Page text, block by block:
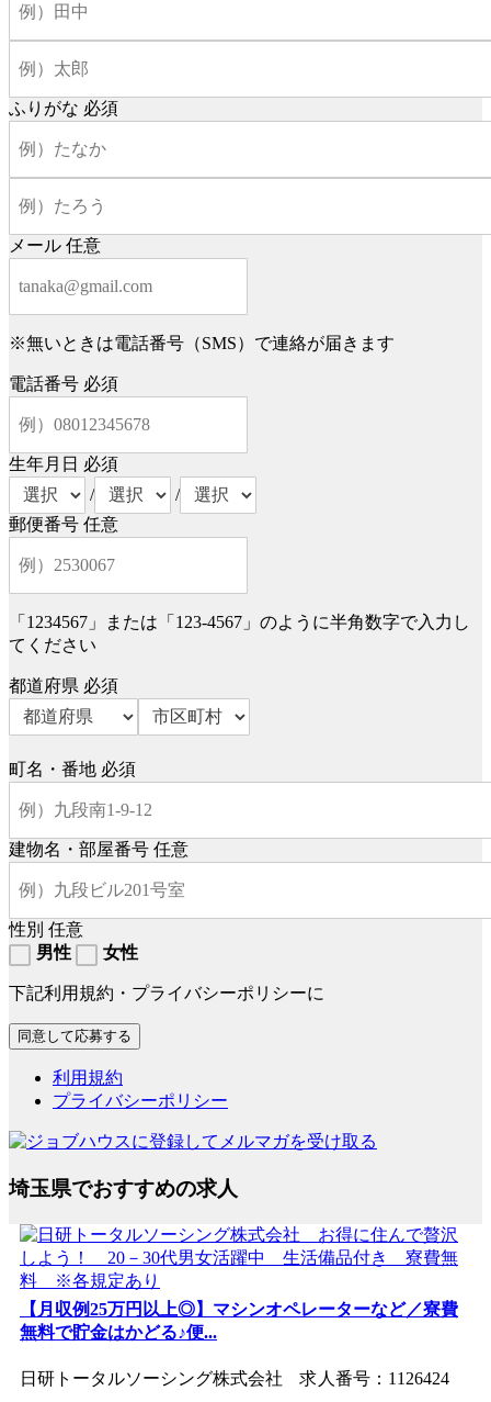
ふりがな 必須
メール 任意
※無いときは電話番号（SMS）で連絡が届きます
電話番号 必須
生年月日 必須
/
/
郵便番号 任意
「1234567」または「123-4567」のように半角数字で入力し
てください
都道府県 必須
町名・番地 必須
建物名・部屋番号 任意
性別 任意
男性
女性
下記利用規約・プライバシーポリシーに
利用規約
プライバシーポリシー
埼玉県でおすすめの求人
【月収例25万円以上◎】マシンオペレーターなど／寮費
無料で貯金はかどる♪便...
日研トータルソーシング株式会社 求人番号：1126424